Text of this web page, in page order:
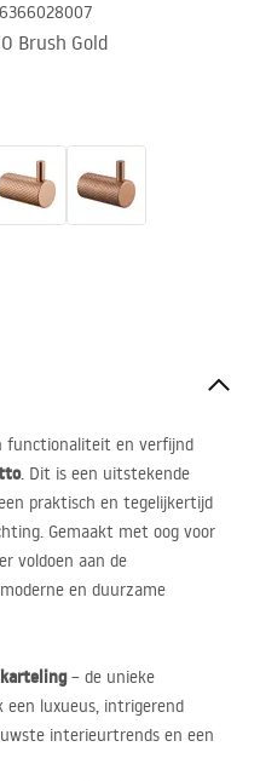
Brush Gold
functionaliteit en verfijnd
. Dit is een uitstekende
praktisch en tegelijkertijd
Gemaakt met oog voor
voldoen aan de
en duurzame
– de unieke
luxueus, intrigerend
interieurtrends en een